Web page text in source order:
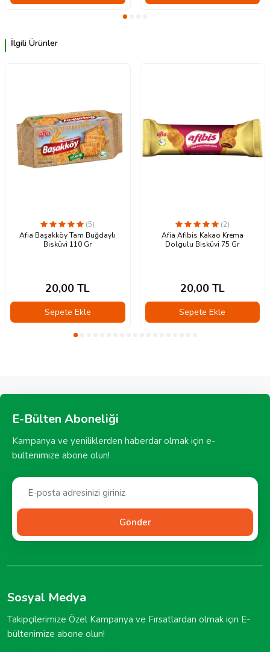
İlgili Ürünler
(5)
Afia Başakköy Tam Buğdaylı
Bisküvi 110 Gr
20,00 TL
Sepete Ekle
(2)
Afia Afibis Kakao Krema
Dolgulu Bisküvi 75 Gr
20,00TL
Sepete Ekle
E-Bülten Aboneliği
Kampanya ve yeniliklerden haberdar olmak için e-
bültenimize abone olun!
Gönder
Sosyal Medya
Takipçilerimize Özel Kampanya ve Fırsatlardan olmak için E-
bültenimize abone olun!